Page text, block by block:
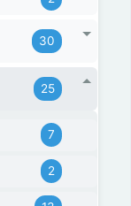
30
25
7
2